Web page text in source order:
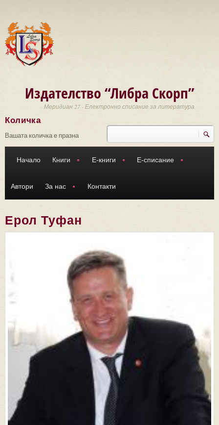
Издателство “Либра Скорп”
Меридиан 27 - Електронно списание за литература
Търси
Количка
Вашата количка е празна
Начало Книги Е-книги Е-списание
Автори За нас Контакти
Ерол Туфан